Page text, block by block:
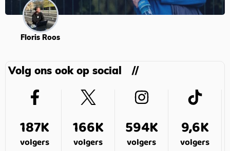
Floris Roos
Volg ons ook op social
187K
volgers
166K
volgers
594K
volgers
9,6K
volgers